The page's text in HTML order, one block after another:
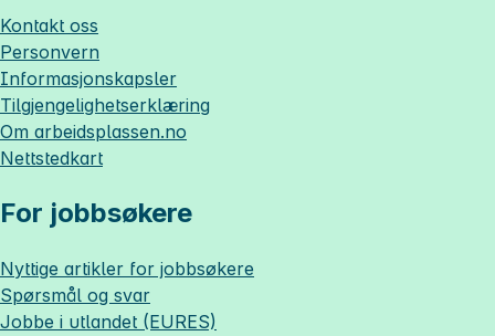
Kontakt oss
Personvern
Informasjonskapsler
Tilgjengelighetserklæring
Om arbeidsplassen.no
Nettstedkart
For jobbsøkere
Nyttige artikler for jobbsøkere
Spørsmål og svar
Jobbe i utlandet (EURES)